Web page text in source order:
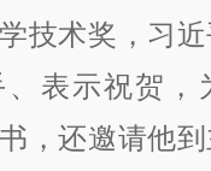
技术奖，习
表示祝贺，
，还邀请他